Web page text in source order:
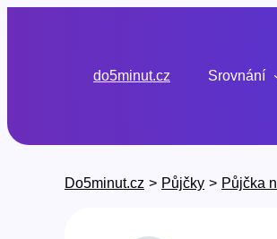
do5minut.cz
Srovnání
Do5minut.cz > Půjčky > Půjčka